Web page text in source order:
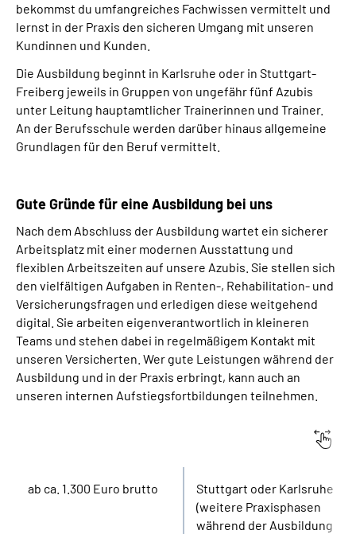
bekommst du umfangreiches Fachwissen vermittelt und
lernst in der Praxis den sicheren Umgang mit unseren
Kundinnen und Kunden.
Die Ausbildung beginnt in Karlsruhe oder in Stuttgart-
Freiberg jeweils in Gruppen von ungefähr fünf Azubis
unter Leitung hauptamtlicher Trainerinnen und Trainer.
An der Berufsschule werden darüber hinaus allgemeine
Grundlagen für den Beruf vermittelt.
Gute Gründe für eine Ausbildung bei uns
Nach dem Abschluss der Ausbildung wartet ein sicherer
Arbeitsplatz mit einer modernen Ausstattung und
flexiblen Arbeitszeiten auf unsere Azubis. Sie stellen sich
den vielfältigen Aufgaben in Renten-, Rehabilitation- und
Versicherungsfragen und erledigen diese weitgehend
digital. Sie arbeiten eigenverantwortlich in kleineren
Teams und stehen dabei in regelmäßigem Kontakt mit
unseren Versicherten. Wer gute Leistungen während der
Ausbildung und in der Praxis erbringt, kann auch an
unseren internen Aufstiegsfortbildungen teilnehmen.
ab ca. 1.300 Euro brutto
Stuttgart oder Karlsruhe
(weitere Praxisphasen
während der Ausbildung